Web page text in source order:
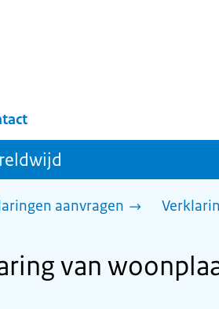
aanvragen
van